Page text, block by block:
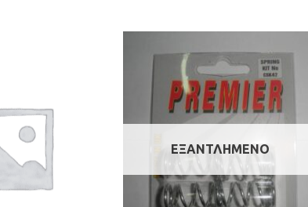
Προσθήκη
στη Λίστα
Επιθυμιών
ΕΞΑΝΤΛΗΜΈΝΟ